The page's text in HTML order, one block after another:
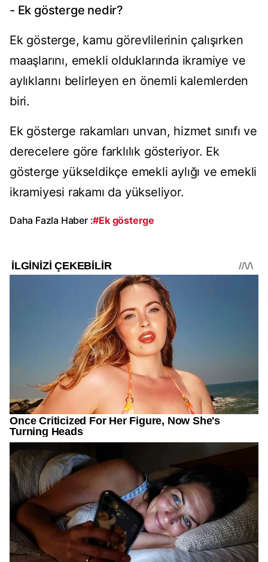
- Ek gösterge nedir?
Ek gösterge, kamu görevlilerinin çalışırken
maaşlarını, emekli olduklarında ikramiye ve
aylıklarını belirleyen en önemli kalemlerden
biri.
Ek gösterge rakamları unvan, hizmet sınıfı ve
derecelere göre farklılık gösteriyor. Ek
gösterge yükseldikçe emekli aylığı ve emekli
ikramiyesi rakamı da yükseliyor.
Daha Fazla Haber :#Ek gösterge